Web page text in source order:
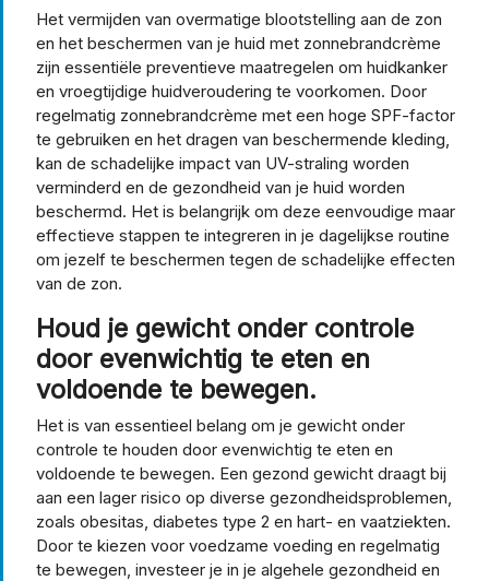
Het vermijden van overmatige blootstelling aan de zon
en het beschermen van je huid met zonnebrandcrème
zijn essentiële preventieve maatregelen om huidkanker
en vroegtijdige huidveroudering te voorkomen. Door
regelmatig zonnebrandcrème met een hoge SPF-factor
te gebruiken en het dragen van beschermende kleding,
kan de schadelijke impact van UV-straling worden
verminderd en de gezondheid van je huid worden
beschermd. Het is belangrijk om deze eenvoudige maar
effectieve stappen te integreren in je dagelijkse routine
om jezelf te beschermen tegen de schadelijke effecten
van de zon.
Houd je gewicht onder controle
door evenwichtig te eten en
voldoende te bewegen.
Het is van essentieel belang om je gewicht onder
controle te houden door evenwichtig te eten en
voldoende te bewegen. Een gezond gewicht draagt bij
aan een lager risico op diverse gezondheidsproblemen,
zoals obesitas, diabetes type 2 en hart- en vaatziekten.
Door te kiezen voor voedzame voeding en regelmatig
te bewegen, investeer je in je algehele gezondheid en